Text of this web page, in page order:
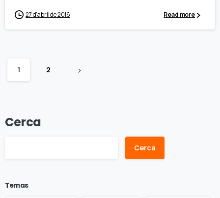
27 d'abril de 2016 Read more
1 2
Cerca
Cerca
Temas